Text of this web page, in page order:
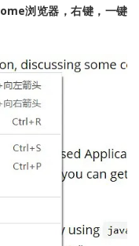
浏览器，右键，一键